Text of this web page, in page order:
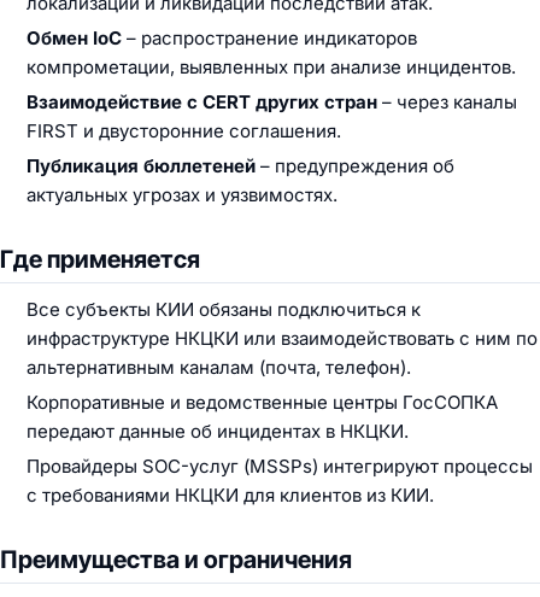
Обмен IoC – распространение индикаторов
компрометации, выявленных при анализе инцидентов.
Взаимодействие с CERT других стран – через каналы
FIRST и двусторонние соглашения.
Публикация бюллетеней – предупреждения об
актуальных угрозах и уязвимостях.
Где применяется
Все субъекты КИИ обязаны подключиться к
инфраструктуре НКЦКИ или взаимодействовать с ним по
альтернативным каналам (почта, телефон).
Корпоративные и ведомственные центры ГосСОПКА
передают данные об инцидентах в НКЦКИ.
Провайдеры SOC-услуг (MSSPs) интегрируют процессы
с требованиями НКЦКИ для клиентов из КИИ.
Преимущества и ограничения